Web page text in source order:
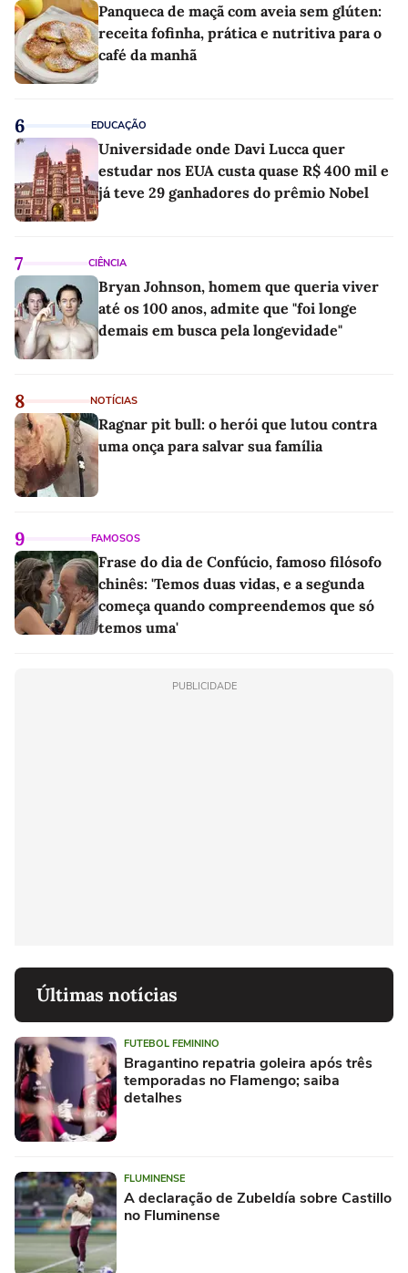
Panqueca de maçã com aveia sem glúten:
receita fofinha, prática e nutritiva para o
café da manhã
6 EDUCAÇÃO
Universidade onde Davi Lucca quer
estudar nos EUA custa quase R$ 400 mil e
já teve 29 ganhadores do prêmio Nobel
7 CIÊNCIA
Bryan Johnson, homem que queria viver
até os 100 anos, admite que "foi longe
demais em busca pela longevidade"
8 NOTÍCIAS
Ragnar pit bull: o herói que lutou contra
uma onça para salvar sua família
9 FAMOSOS
Frase do dia de Confúcio, famoso filósofo
chinês: 'Temos duas vidas, e a segunda
começa quando compreendemos que só
temos uma'
PUBLICIDADE
Últimas notícias
FUTEBOL FEMININO
Bragantino repatria goleira após três
temporadas no Flamengo; saiba
detalhes
FLUMINENSE
A declaração de Zubeldía sobre Castillo
no Fluminense